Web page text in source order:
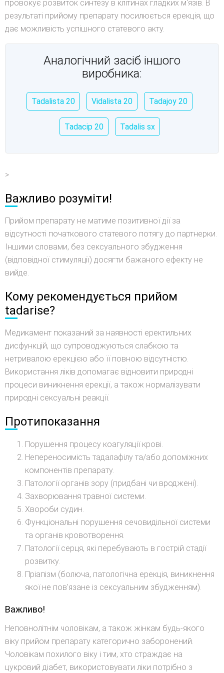
провокує розвиток синтезу в клітинах гладких м'язів. В
результаті прийому препарату посилюється ерекція, що
дає можливість успішного статевого акту.
Аналогічний засіб іншого
виробника:
Tadalista 20 Vidalista 20 Tadajoy 20
Tadacip 20 Tadalis sx
>
Важливо розуміти!
Прийом препарату не матиме позитивної дії за
відсутності початкового статевого потягу до партнерки.
Іншими словами, без сексуального збудження
(відповідної стимуляції) досягти бажаного ефекту не
вийде.
Кому рекомендується прийом
tadarise?
Медикамент показаний за наявності еректильних
дисфункцій, що супроводжуються слабкою та
нетривалою ерекцією або її повною відсутністю.
Використання ліків допомагає відновити природні
процеси виникнення ерекції, а також нормалізувати
природні сексуальні реакції.
Протипоказання
Порушення процесу коагуляції крові.
Непереносимість тадалафілу та/або допоміжних
компонентів препарату.
Патології органів зору (придбані чи вроджені).
Захворювання травної системи.
Хвороби судин.
Функціональні порушення сечовидільної системи
та органів кровотворення.
Патології серця, які перебувають в гострій стадії
розвитку.
Пріапізм (болюча, патологічна ерекція, виникнення
якої не пов'язане із сексуальним збудженням).
Важливо!
Неповнолітнім чоловікам, а також жінкам будь-якого
віку прийом препарату категорично заборонений.
Чоловікам похилого віку і тим, хто страждає на
цукровий діабет, використовувати ліки потрібно з